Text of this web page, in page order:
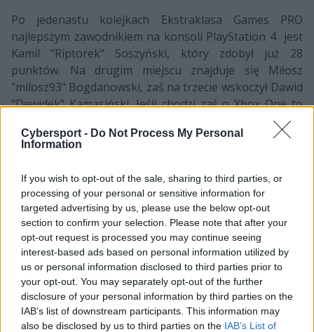
Cybersport - Do Not Process My Personal
Information
If you wish to opt-out of the sale, sharing to third parties, or
processing of your personal or sensitive information for
targeted advertising by us, please use the below opt-out
section to confirm your selection. Please note that after your
opt-out request is processed you may continue seeing
interest-based ads based on personal information utilized by
us or personal information disclosed to third parties prior to
your opt-out. You may separately opt-out of the further
disclosure of your personal information by third parties on the
IAB’s list of downstream participants. This information may
also be disclosed by us to third parties on the IAB’s List of
Po jedenastu kolejkach Ekstraklasa Games PRO
najlepszym zawodnikiem na konsoli PlayStation 4 jest
Kamil "Riptorek" Soszyński, który zdobył już 28
punktów. Na drugim miejscu znajduje się Miłosz
"milosz93" Bogdanowski, zaś na trzecie wskoczył Dawid
"Dewidek" Kamasiński. Jeśli chodzi zaś o Xbox One to
tam prowadzi Bartosz "bejott" Jakubowski.
Reprezentant Wisły Kraków zebrał już 26 oczek. Punkt
Gracjan „El Polako” Gołębiewski.
Na koniec warto przypomnieć, że już jutro rozegrana
zostanie kolejna, dwunasta kolejka Ekstraklasa Games
PRO. Będzie można ją obejrzeć m.in. na antenie TVP
Sport. Początek transmisji zaplanowano na godzinę
13:00.
Wyniki wszystkich spotkań jedenastej kolejki
Ekstraklasa Games PRO: